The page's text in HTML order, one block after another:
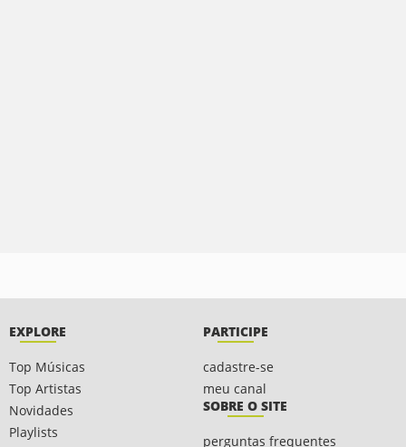
EXPLORE
Top Músicas
Top Artistas
Novidades
Playlists
PARTICIPE
cadastre-se
meu canal
SOBRE O SITE
perguntas frequentes